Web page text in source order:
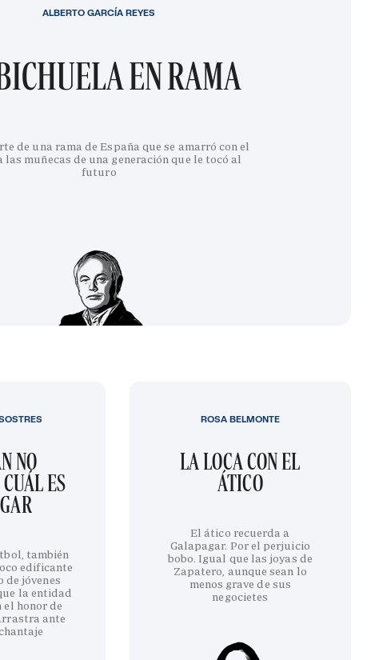
EN RAMA
de una rama de España que se amarró con el
las muñecas de una generación que le tocó al
futuro
ALBERTO GARCÍA REYES
NO
ES
también
edificante
de jóvenes
la entidad
el honor de
ante
LA LOCA CON EL
ÁTICO
El ático recuerda a
Galapagar. Por el perjuicio
bobo. Igual que las joyas de
Zapatero, aunque sean lo
menos grave de sus
negocietes
ROSA BELMONTE